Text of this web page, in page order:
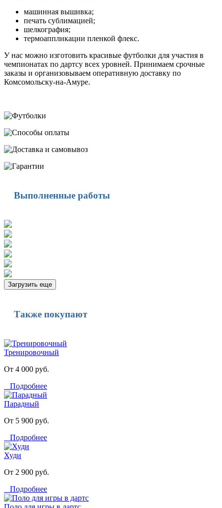
машинная вышивка;
печать сублимацией;
шелкография;
термоаппликации пленкой флекс.
У нас можно изготовить красивые футболки для участия в
чемпионатах по дартсу всех уровней. Принимаем срочные
заказы и организовываем оперативную доставку по
Комсомольску-на-Амуре.
Выполненные работы
Загрузить еще
Также покупают
Тренировочный
От 4 000 руб.
Подробнее
Парадный
От 5 900 руб.
Подробнее
Худи
От 2 900 руб.
Подробнее